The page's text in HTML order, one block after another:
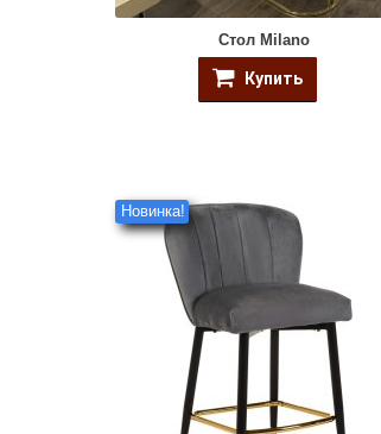
Стол Milano
Купить
Новинка!